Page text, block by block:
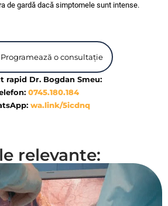
de gardă dacă simptomele sunt intense.
Programează o consultație
rapid Dr. Bogdan Smeu:
0745.180.184
wa.link/5icdnq
relevante: